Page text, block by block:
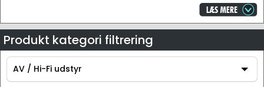
Produkt kategori filtrering
AV / Hi-Fi udstyr